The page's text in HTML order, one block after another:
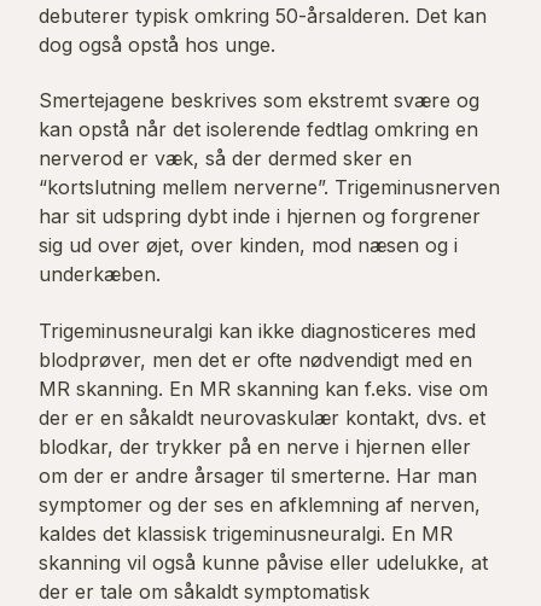
debuterer typisk omkring 50-årsalderen. Det kan
dog også opstå hos unge.
Smertejagene beskrives som ekstremt svære og
kan opstå når det isolerende fedtlag omkring en
nerverod er væk, så der dermed sker en
“kortslutning mellem nerverne”. Trigeminusnerven
har sit udspring dybt inde i hjernen og forgrener
sig ud over øjet, over kinden, mod næsen og i
underkæben.
Trigeminusneuralgi kan ikke diagnosticeres med
blodprøver, men det er ofte nødvendigt med en
MR skanning. En MR skanning kan f.eks. vise om
der er en såkaldt neurovaskulær kontakt, dvs. et
blodkar, der trykker på en nerve i hjernen eller
om der er andre årsager til smerterne. Har man
symptomer og der ses en afklemning af nerven,
kaldes det klassisk trigeminusneuralgi. En MR
skanning vil også kunne påvise eller udelukke, at
der er tale om såkaldt symptomatisk